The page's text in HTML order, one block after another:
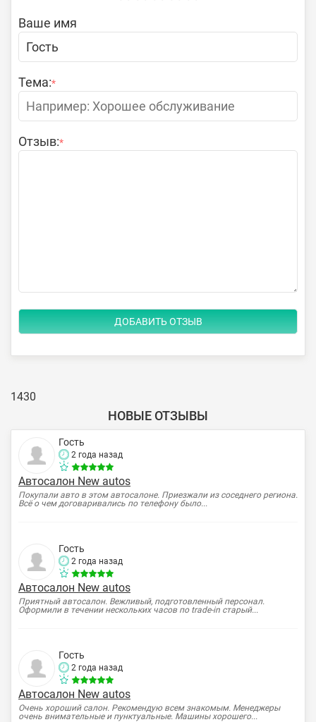
Ваше имя
Тема:*
Отзыв:*
1430
НОВЫЕ ОТЗЫВЫ
Гость
2 года назад
Автосалон New autos
Покупали авто в этом автосалоне. Приезжали из соседнего региона.
Всё о чем договаривались по телефону было...
Гость
2 года назад
Автосалон New autos
Приятный автосалон. Вежливый, подготовленный персонал.
Оформили в течении нескольких часов по trade-in старый...
Гость
2 года назад
Автосалон New autos
Очень хороший салон. Рекомендую всем знакомым. Менеджеры
очень внимательные и пунктуальные. Машины хорошего...